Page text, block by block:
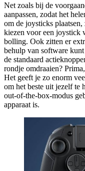
Net zoals bij de
aanpassen, zodat het
om de joysticks
kiezen voor een joystick
bolling. Ook zitten er
behulp van software
de standaard
rondje omdraaien?
Het geeft je zo enorm
om het beste uit jezelf
out-of-the-box-modus
apparaat is.